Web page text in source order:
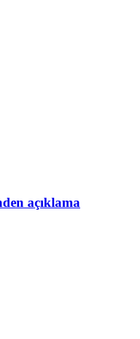
açıklama